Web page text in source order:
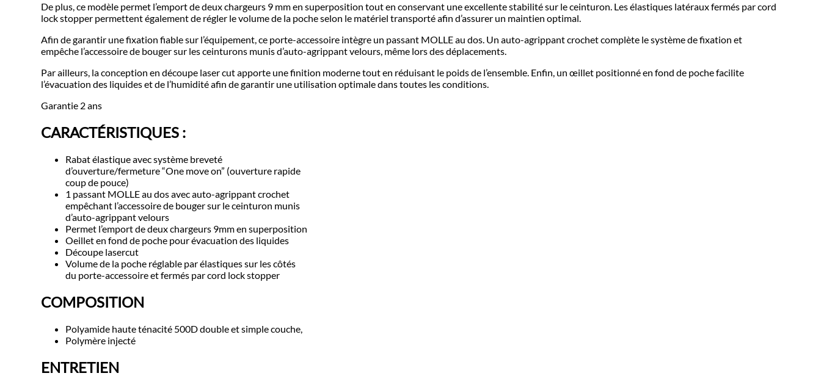
De plus, ce modèle permet l’emport de deux chargeurs 9 mm en superposition tout en conservant une excellente stabilité sur le ceinturon. Les élastiques latéraux fermés par cord
lock stopper permettent également de régler le volume de la poche selon le matériel transporté afin d’assurer un maintien optimal.
Afin de garantir une fixation fiable sur l’équipement, ce porte-accessoire intègre un passant MOLLE au dos. Un auto-agrippant crochet complète le système de fixation et
empêche l’accessoire de bouger sur les ceinturons munis d’auto-agrippant velours, même lors des déplacements.
Par ailleurs, la conception en découpe laser cut apporte une finition moderne tout en réduisant le poids de l’ensemble. Enfin, un œillet positionné en fond de poche facilite
l’évacuation des liquides et de l’humidité afin de garantir une utilisation optimale dans toutes les conditions.
Garantie 2 ans
CARACTÉRISTIQUES :
Rabat élastique avec système breveté
d’ouverture/fermeture “One move on” (ouverture rapide
coup de pouce)
1 passant MOLLE au dos avec auto-agrippant crochet
empêchant l’accessoire de bouger sur le ceinturon munis
d’auto-agrippant velours
Permet l’emport de deux chargeurs 9mm en superposition
Oeillet en fond de poche pour évacuation des liquides
Découpe lasercut
Volume de la poche réglable par élastiques sur les côtés
du porte-accessoire et fermés par cord lock stopper
COMPOSITION
Polyamide haute ténacité 500D double et simple couche,
Polymère injecté
ENTRETIEN